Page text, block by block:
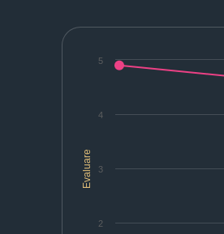
Evaluare
2
3
4
5